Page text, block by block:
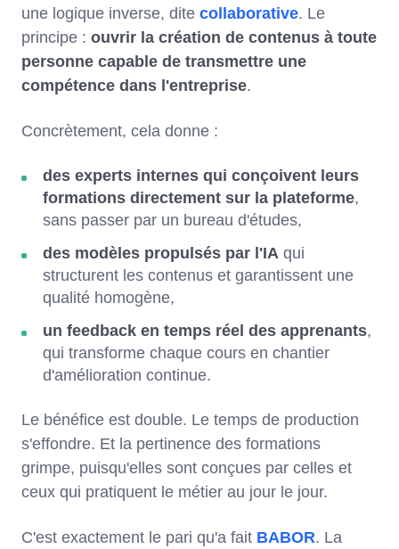
une logique inverse, dite collaborative. Le
principe : ouvrir la création de contenus à toute
personne capable de transmettre une
compétence dans l'entreprise.
Concrètement, cela donne :
des experts internes qui conçoivent leurs
formations directement sur la plateforme,
sans passer par un bureau d'études,
des modèles propulsés par l'IA qui
structurent les contenus et garantissent une
qualité homogène,
un feedback en temps réel des apprenants,
qui transforme chaque cours en chantier
d'amélioration continue.
Le bénéfice est double. Le temps de production
s'effondre. Et la pertinence des formations
grimpe, puisqu'elles sont conçues par celles et
ceux qui pratiquent le métier au jour le jour.
C'est exactement le pari qu'a fait BABOR. La